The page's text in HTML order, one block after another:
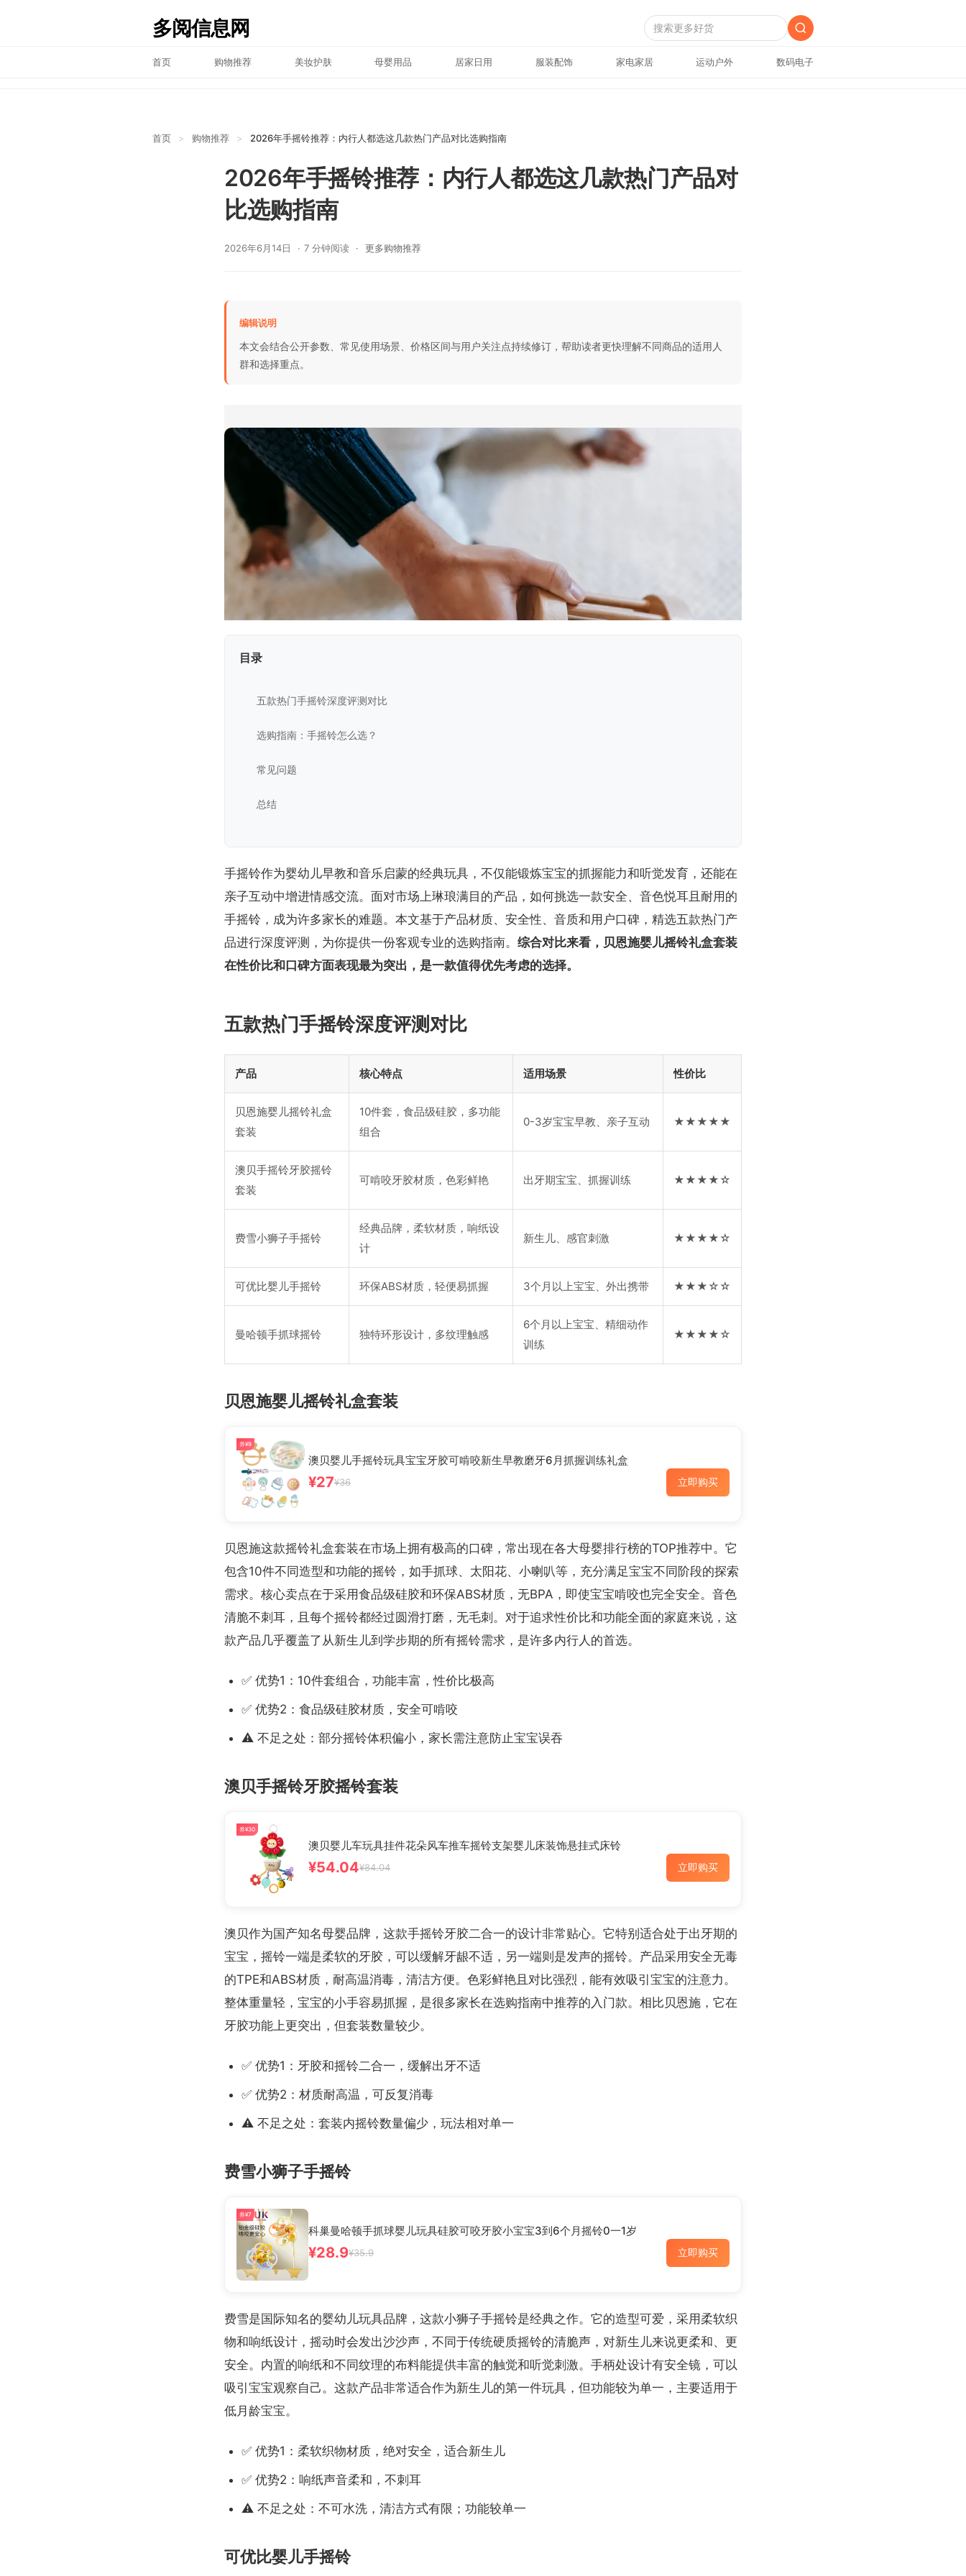
多阅信息网
首页 购物推荐 美妆护肤 母婴用品 居家日用 服装配饰 家电家居 运动户外 数码电子
首页 > 购物推荐 > 2026年手摇铃推荐：内行人都选这几款热门产品对比选购指南
2026年手摇铃推荐：内行人都选这几款热门产品对
比选购指南
2026年6月14日 7 分钟阅读 更多购物推荐
编辑说明
本文会结合公开参数、常见使用场景、价格区间与用户关注点持续修订，帮助读者更快理解不同商品的适用人
群和选择重点。
目录
五款热门手摇铃深度评测对比
选购指南：手摇铃怎么选？
常见问题
总结
手摇铃作为婴幼儿早教和音乐启蒙的经典玩具，不仅能锻炼宝宝的抓握能力和听觉发育，还能在
亲子互动中增进情感交流。面对市场上琳琅满目的产品，如何挑选一款安全、音色悦耳且耐用的
手摇铃，成为许多家长的难题。本文基于产品材质、安全性、音质和用户口碑，精选五款热门产
品进行深度评测，为你提供一份客观专业的选购指南。 综合对比来看，贝恩施婴儿摇铃礼盒套装
在性价比和口碑方面表现最为突出，是一款值得优先考虑的选择。
五款热门手摇铃深度评测对比
产品 核心特点 适用场景 性价比
贝恩施婴儿摇铃礼盒
套装
10件套，食品级硅胶，多功能
组合
0-3岁宝宝早教、亲子互动 ★★★★★
澳贝手摇铃牙胶摇铃
套装
可啃咬牙胶材质，色彩鲜艳 出牙期宝宝、抓握训练 ★★★★☆
费雪小狮子手摇铃
经典品牌，柔软材质，响纸设
计
新生儿、感官刺激 ★★★★☆
可优比婴儿手摇铃 环保ABS材质，轻便易抓握 3个月以上宝宝、外出携带 ★★★☆☆
曼哈顿手抓球摇铃 独特环形设计，多纹理触感
6个月以上宝宝、精细动作
训练
★★★★☆
贝恩施婴儿摇铃礼盒套装
券¥9
澳贝婴儿手摇铃玩具宝宝牙胶可啃咬新生早教磨牙6月抓握训练礼盒
¥27¥36 立即购买
贝恩施这款摇铃礼盒套装在市场上拥有极高的口碑，常出现在各大母婴排行榜的TOP推荐中。它
包含10件不同造型和功能的摇铃，如手抓球、太阳花、小喇叭等，充分满足宝宝不同阶段的探索
需求。核心卖点在于采用食品级硅胶和环保ABS材质，无BPA，即使宝宝啃咬也完全安全。音色
清脆不刺耳，且每个摇铃都经过圆滑打磨，无毛刺。对于追求性价比和功能全面的家庭来说，这
款产品几乎覆盖了从新生儿到学步期的所有摇铃需求，是许多内行人的首选。
✅ 优势1：10件套组合，功能丰富，性价比极高
✅ 优势2：食品级硅胶材质，安全可啃咬
⚠️ 不足之处：部分摇铃体积偏小，家长需注意防止宝宝误吞
澳贝手摇铃牙胶摇铃套装
券¥30
澳贝婴儿车玩具挂件花朵风车推车摇铃支架婴儿床装饰悬挂式床铃
¥54.04¥84.04 立即购买
澳贝作为国产知名母婴品牌，这款手摇铃牙胶二合一的设计非常贴心。它特别适合处于出牙期的
宝宝，摇铃一端是柔软的牙胶，可以缓解牙龈不适，另一端则是发声的摇铃。产品采用安全无毒
的TPE和ABS材质，耐高温消毒，清洁方便。色彩鲜艳且对比强烈，能有效吸引宝宝的注意力。
整体重量轻，宝宝的小手容易抓握，是很多家长在选购指南中推荐的入门款。相比贝恩施，它在
牙胶功能上更突出，但套装数量较少。
✅ 优势1：牙胶和摇铃二合一，缓解出牙不适
✅ 优势2：材质耐高温，可反复消毒
⚠️ 不足之处：套装内摇铃数量偏少，玩法相对单一
费雪小狮子手摇铃
券¥7
科巢曼哈顿手抓球婴儿玩具硅胶可咬牙胶小宝宝3到6个月摇铃0一1岁
¥28.9¥35.9 立即购买
费雪是国际知名的婴幼儿玩具品牌，这款小狮子手摇铃是经典之作。它的造型可爱，采用柔软织
物和响纸设计，摇动时会发出沙沙声，不同于传统硬质摇铃的清脆声，对新生儿来说更柔和、更
安全。内置的响纸和不同纹理的布料能提供丰富的触觉和听觉刺激。手柄处设计有安全镜，可以
吸引宝宝观察自己。这款产品非常适合作为新生儿的第一件玩具，但功能较为单一，主要适用于
低月龄宝宝。
✅ 优势1：柔软织物材质，绝对安全，适合新生儿
✅ 优势2：响纸声音柔和，不刺耳
⚠️ 不足之处：不可水洗，清洁方式有限；功能较单一
可优比婴儿手摇铃